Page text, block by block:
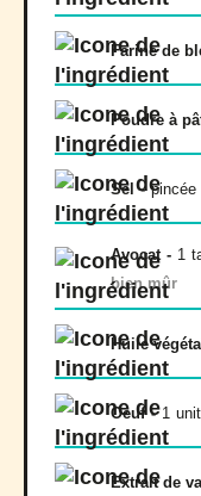
Farine de
Poudre à
Sel - pincée
Avocat - 1
bien mûr
Huile
Oeuf - 1
Extrait de